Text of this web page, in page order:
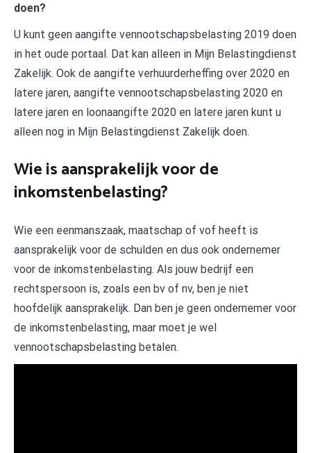
doen?
U kunt geen aangifte vennootschapsbelasting 2019 doen
in het oude portaal. Dat kan alleen in Mijn Belastingdienst
Zakelijk. Ook de aangifte verhuurderheffing over 2020 en
latere jaren, aangifte vennootschapsbelasting 2020 en
latere jaren en loonaangifte 2020 en latere jaren kunt u
alleen nog in Mijn Belastingdienst Zakelijk doen.
Wie is aansprakelijk voor de
inkomstenbelasting?
Wie een eenmanszaak, maatschap of vof heeft is
aansprakelijk voor de schulden en dus ook ondernemer
voor de inkomstenbelasting. Als jouw bedrijf een
rechtspersoon is, zoals een bv of nv, ben je niet
hoofdelijk aansprakelijk. Dan ben je geen ondernemer voor
de inkomstenbelasting, maar moet je wel
vennootschapsbelasting betalen.